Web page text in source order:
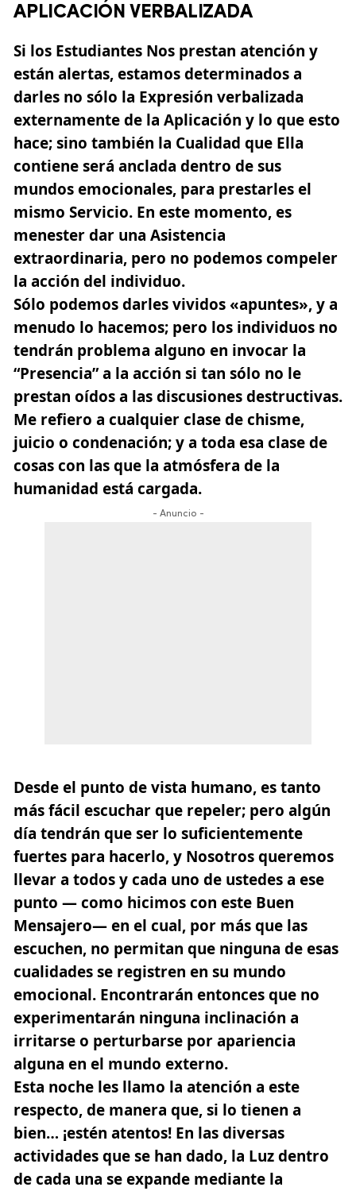
APLICACIÓN VERBALIZADA
Si los Estudiantes Nos prestan atención y
están alertas, estamos determinados a
darles no sólo la Expresión verbalizada
externamente de la Aplicación y lo que esto
hace; sino también la Cualidad que Ella
contiene será anclada dentro de sus
mundos emocionales, para prestarles el
mismo Servicio. En este momento, es
menester dar una Asistencia
extraordinaria, pero no podemos compeler
la acción del individuo.
Sólo podemos darles vividos «apuntes», y a
menudo lo hacemos; pero los individuos no
tendrán problema alguno en invocar la
“Presencia” a la acción si tan sólo no le
prestan oídos a las discusiones destructivas.
Me refiero a cualquier clase de chisme,
juicio o condenación; y a toda esa clase de
cosas con las que la atmósfera de la
humanidad está cargada.
- Anuncio -
Desde el punto de vista humano, es tanto
más fácil escuchar que repeler; pero algún
día tendrán que ser lo suficientemente
fuertes para hacerlo, y Nosotros queremos
llevar a todos y cada uno de ustedes a ese
punto — como hicimos con este Buen
Mensajero— en el cual, por más que las
escuchen, no permitan que ninguna de esas
cualidades se registren en su mundo
emocional. Encontrarán entonces que no
experimentarán ninguna inclinación a
irritarse o perturbarse por apariencia
alguna en el mundo externo.
Esta noche les llamo la atención a este
respecto, de manera que, si lo tienen a
bien… ¡estén atentos! En las diversas
actividades que se han dado, la Luz dentro
de cada una se expande mediante la